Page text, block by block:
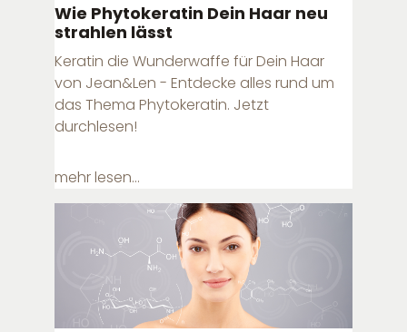
Wie Phytokeratin Dein Haar neu
strahlen lässt
Keratin die Wunderwaffe für Dein Haar
von Jean&Len - Entdecke alles rund um
das Thema Phytokeratin. Jetzt
durchlesen!
mehr lesen...